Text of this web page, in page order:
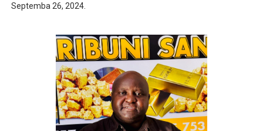
Septemba 26, 2024.